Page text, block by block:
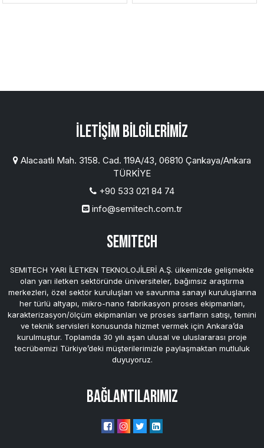
İletişim Bilgilerimiz
Alacaatlı Mah. 3158. Cad. 119A/43, 06810 Çankaya/Ankara
TÜRKİYE
+90 533 021 84 74
info@semitech.com.tr
SEMITECH
SEMITECH YARI İLETKEN TEKNOLOJİLERİ A.Ş. ülkemizde gelişmekte
olan yarı iletken sektöründe üniversiteler, bağımsız araştırma
merkezleri, özel sektör kuruluşları ve savunma sanayi kuruluşlarına
her türlü altyapı, mikro-nano fabrikasyon proses ekipmanları,
karakterizasyon/ölçüm ekipmanları ve proses sarfların satışı, temini
ve teknik servisleri konusunda hizmet vermek için Ankara’da
kurulmuştur. Toplamda 30 yılı aşan ulusal ve uluslararası proje
tecrübemizi Türkiye’deki müşterilerimizle paylaşmaktan mutluluk
duyuyoruz.
Bağlantılarımız